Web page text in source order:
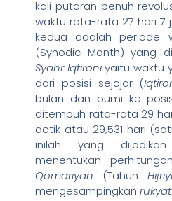
kali putaran penuh
waktu rata-rata 27 hari 7
kedua adalah periode
(Synodic Month) yang
Syahr Iqtironiyaitu waktu
dari posisi sejajar (
bulan dan bumi ke
ditempuh rata-rata 29
detik atau 29,531 hari
inilah yang
menentukan
Qomariyah (Tahun
mengesampingkan